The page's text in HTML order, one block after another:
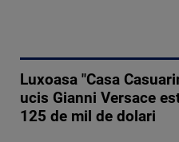
Luxoasa "Casa
ucis Gianni Versace
125 de mil de dolari